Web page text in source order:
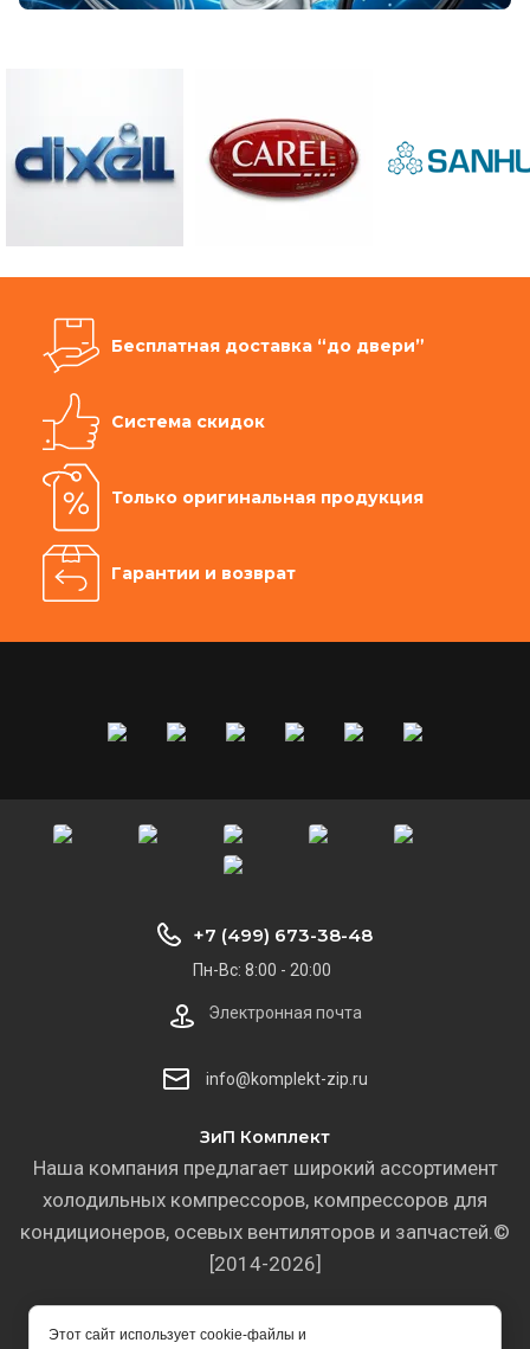
Бесплатная доставка “до двери”
Система скидок
Только оригинальная продукция
Гарантии и возврат
ЗиП Комплект
Наша компания предлагает широкий ассортимент
холодильных компрессоров, компрессоров для
кондиционеров, осевых вентиляторов и запчастей.©
[2014-2026]
+7 (499) 673-38-48
Пн-Вс: 8:00 - 20:00
Электронная почта
info@komplekt-zip.ru
Этот сайт использует cookie-файлы и